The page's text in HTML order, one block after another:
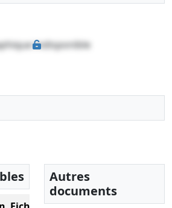
indisponible
Autres
documents